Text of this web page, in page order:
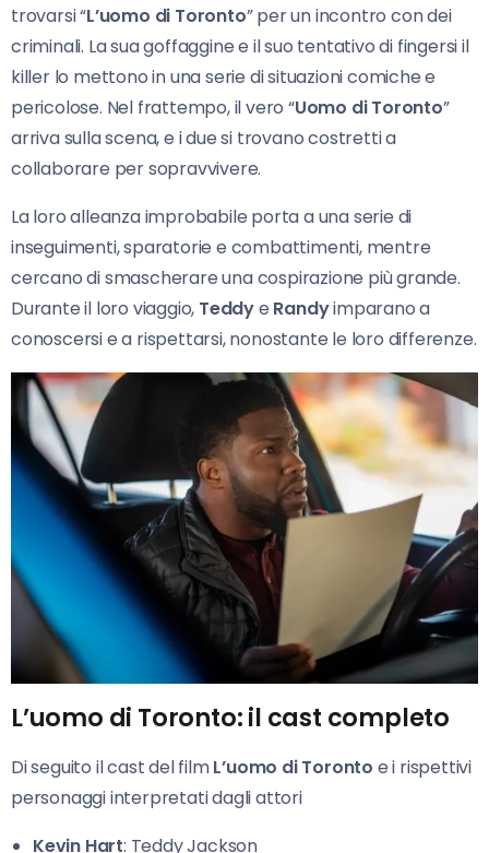
trovarsi “L’uomo di Toronto” per un incontro con dei
criminali. La sua goffaggine e il suo tentativo di fingersi il
killer lo mettono in una serie di situazioni comiche e
pericolose. Nel frattempo, il vero “Uomo di Toronto”
arriva sulla scena, e i due si trovano costretti a
collaborare per sopravvivere.
La loro alleanza improbabile porta a una serie di
inseguimenti, sparatorie e combattimenti, mentre
cercano di smascherare una cospirazione più grande.
Durante il loro viaggio, Teddye Randyimparano a
conoscersi e a rispettarsi, nonostante le loro differenze.
L’uomo di Toronto: il cast completo
Di seguito il cast del filmL’uomo di Toronto e i rispettivi
personaggi interpretati dagli attori
Kevin Hart: Teddy Jackson